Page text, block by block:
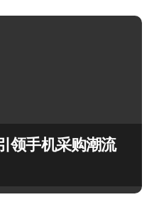
领手机采购潮流